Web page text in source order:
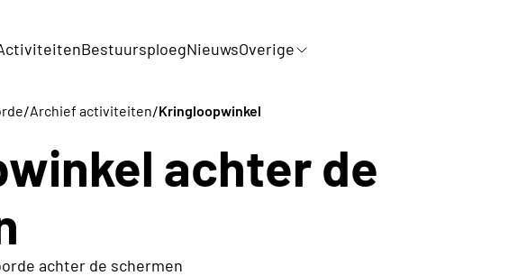
BestuursploegNieuwsOverige
/Archief activiteiten/Kringloopwinkel
achter de
achter de schermen